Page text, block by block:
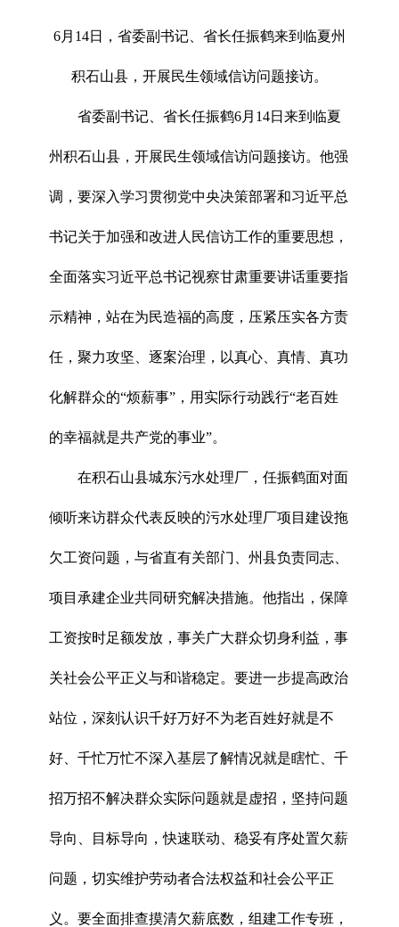
6月14日，省委副书记、省长任振鹤来到临夏州
积石山县，开展民生领域信访问题接访。
省委副书记、省长任振鹤6月14日来到临夏
州积石山县，开展民生领域信访问题接访。他强
调，要深入学习贯彻党中央决策部署和习近平总
书记关于加强和改进人民信访工作的重要思想，
全面落实习近平总书记视察甘肃重要讲话重要指
示精神，站在为民造福的高度，压紧压实各方责
任，聚力攻坚、逐案治理，以真心、真情、真功
化解群众的“烦薪事”，用实际行动践行“老百姓
的幸福就是共产党的事业”。
在积石山县城东污水处理厂，任振鹤面对面
倾听来访群众代表反映的污水处理厂项目建设拖
欠工资问题，与省直有关部门、州县负责同志、
项目承建企业共同研究解决措施。他指出，保障
工资按时足额发放，事关广大群众切身利益，事
关社会公平正义与和谐稳定。要进一步提高政治
站位，深刻认识千好万好不为老百姓好就是不
好、千忙万忙不深入基层了解情况就是瞎忙、千
招万招不解决群众实际问题就是虚招，坚持问题
导向、目标导向，快速联动、稳妥有序处置欠薪
问题，切实维护劳动者合法权益和社会公平正
义。要全面排查摸清欠薪底数，组建工作专班，